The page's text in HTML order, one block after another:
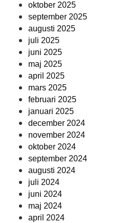
oktober 2025
september 2025
augusti 2025
juli 2025
juni 2025
maj 2025
april 2025
mars 2025
februari 2025
januari 2025
december 2024
november 2024
oktober 2024
september 2024
augusti 2024
juli 2024
juni 2024
maj 2024
april 2024